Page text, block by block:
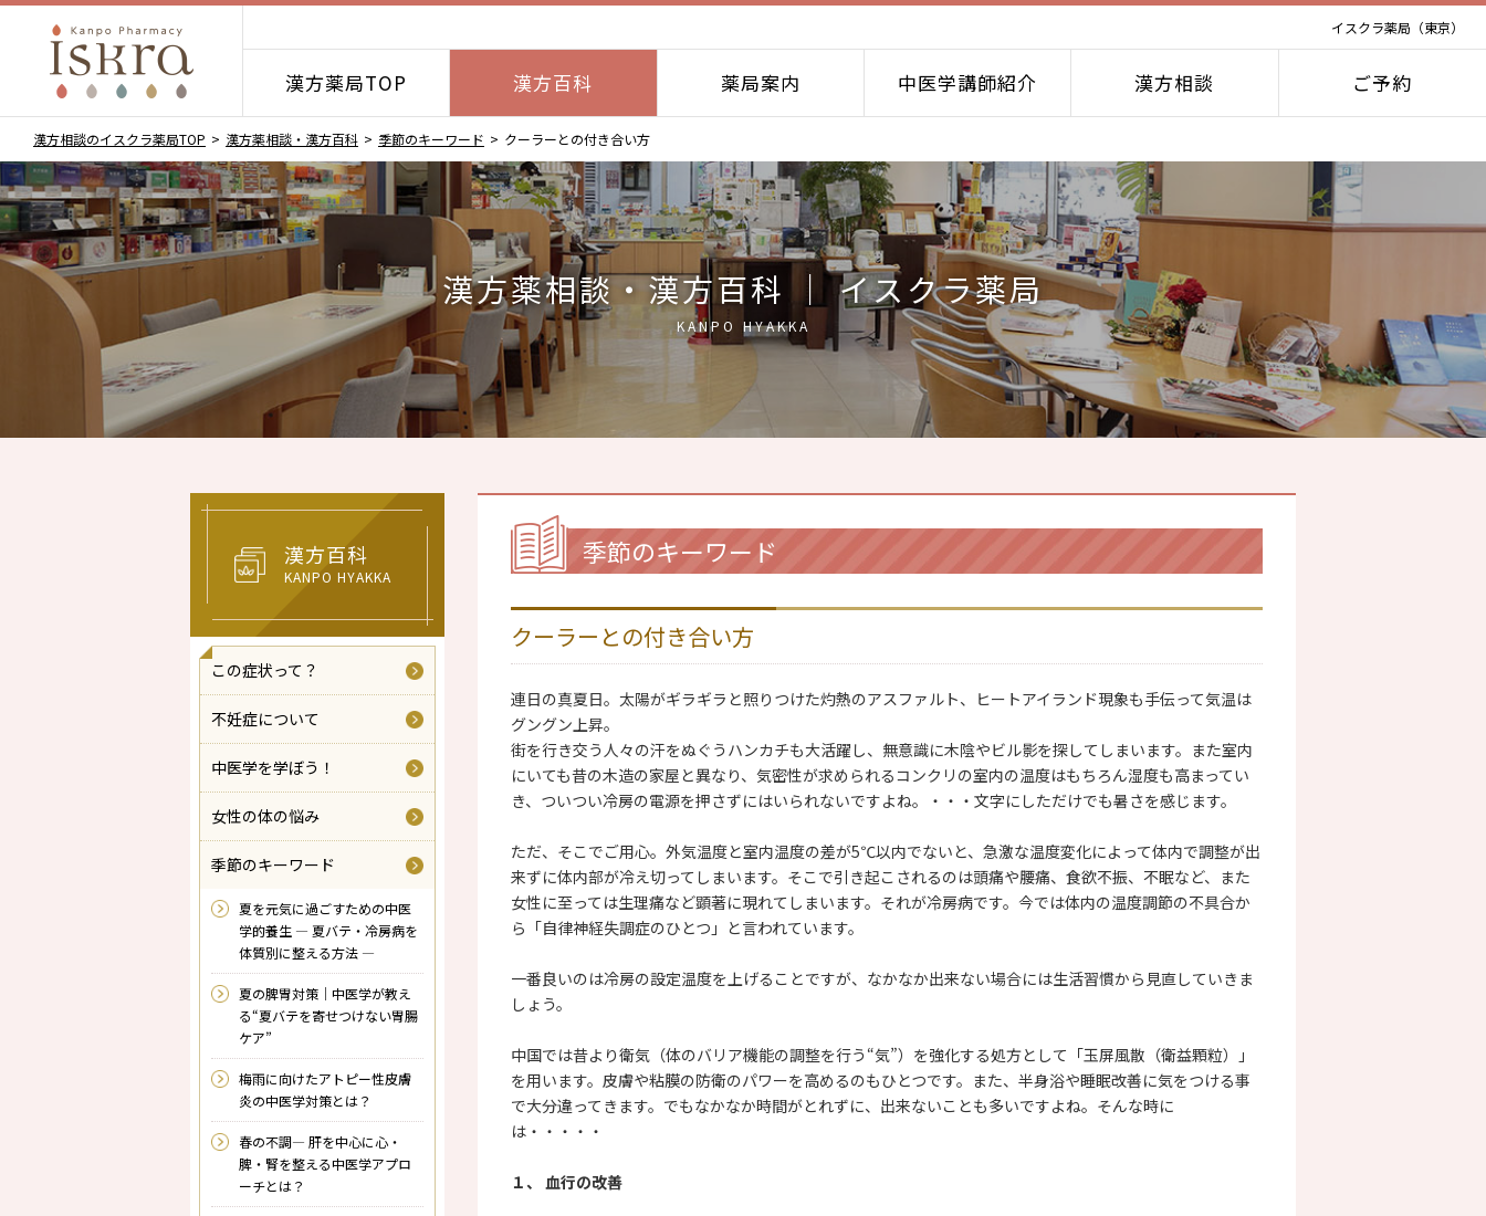
イスクラ薬局（東京）
漢方薬局TOP 漢方百科 薬局案内 中医学講師紹介 漢方相談 ご予約
漢方相談のイスクラ薬局TOP 漢方薬相談・漢方百科 季節のキーワード クーラーとの付き合い方
漢方薬相談・漢方百科 ｜ イスクラ薬局
KANPO HYAKKA
季節のキーワード
クーラーとの付き合い方
連日の真夏日。太陽がギラギラと照りつけた灼熱のアスファルト、ヒートアイランド現象も手伝って気温は
グングン上昇。
街を行き交う人々の汗をぬぐうハンカチも大活躍し、無意識に木陰やビル影を探してしまいます。また室内
にいても昔の木造の家屋と異なり、気密性が求められるコンクリの室内の温度はもちろん湿度も高まってい
き、ついつい冷房の電源を押さずにはいられないですよね。・・・文字にしただけでも暑さを感じます。
ただ、そこでご用心。外気温度と室内温度の差が5℃以内でないと、急激な温度変化によって体内で調整が出
来ずに体内部が冷え切ってしまいます。そこで引き起こされるのは頭痛や腰痛、食欲不振、不眠など、また
女性に至っては生理痛など顕著に現れてしまいます。それが冷房病です。今では体内の温度調節の不具合か
ら「自律神経失調症のひとつ」と言われています。
一番良いのは冷房の設定温度を上げることですが、なかなか出来ない場合には生活習慣から見直していきま
しょう。
中国では昔より衛気（体のバリア機能の調整を行う“気”）を強化する処方として「玉屏風散（衛益顆粒）」
を用います。皮膚や粘膜の防衛のパワーを高めるのもひとつです。また、半身浴や睡眠改善に気をつける事
で大分違ってきます。でもなかなか時間がとれずに、出来ないことも多いですよね。そんな時に
は・・・・・
１、 血行の改善
漢方百科
KANPO HYAKKA
この症状って？
不妊症について
中医学を学ぼう！
女性の体の悩み
季節のキーワード
夏を元気に過ごすための中医
学的養生 ― 夏バテ・冷房病を
体質別に整える方法 ―
夏の脾胃対策｜中医学が教え
る“夏バテを寄せつけない胃腸
ケア”
梅雨に向けたアトピー性皮膚
炎の中医学対策とは？
春の不調― 肝を中心に心・
脾・腎を整える中医学アプロ
ーチとは？